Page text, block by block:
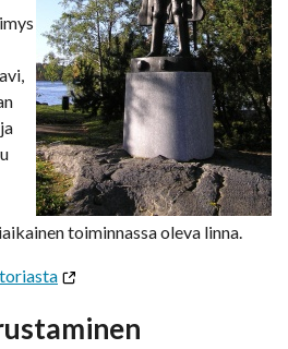
toiminnassa oleva linna.